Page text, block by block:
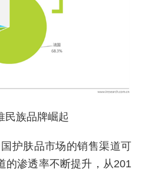
民族品牌崛起
护肤品市场的销售渠道可
的渗透率不断提升，从201